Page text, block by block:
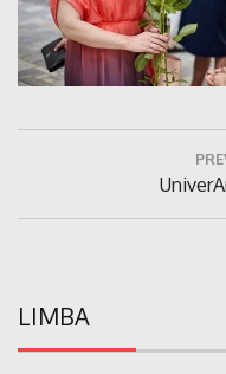
Post:
LIMBA